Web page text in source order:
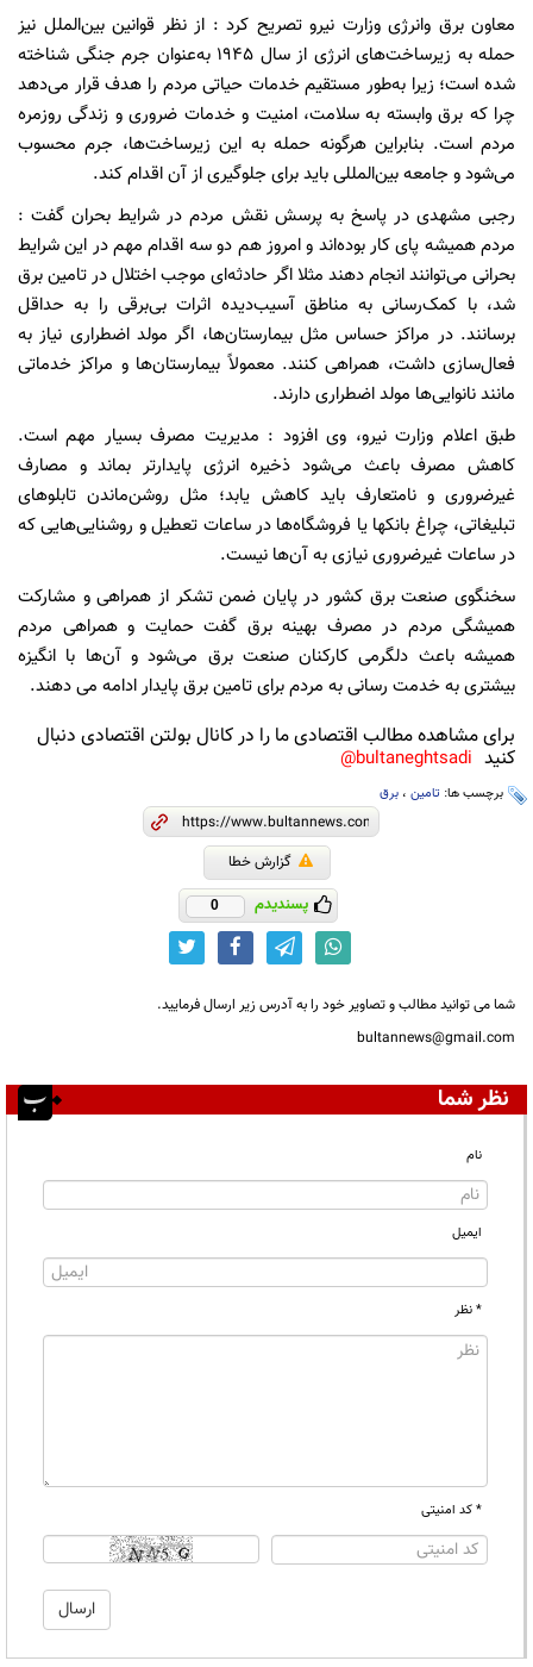
معاون برق وانرژی وزارت نیرو تصریح کرد : از نظر قوانین بین‌الملل نیز
حمله به زیرساخت‌های انرژی از سال ۱۹۴۵ به‌عنوان جرم جنگی شناخته
شده است؛ زیرا به‌طور مستقیم خدمات حیاتی مردم را هدف قرار می‌دهد
چرا که برق وابسته به سلامت، امنیت و خدمات ضروری و زندگی روزمره
مردم است. بنابراین هرگونه حمله به این زیرساخت‌ها، جرم محسوب
می‌شود و جامعه بین‌المللی باید برای جلوگیری از آن اقدام کند.
رجبی مشهدی در پاسخ به پرسش نقش مردم در شرایط بحران گفت :
مردم همیشه پای کار بوده‌اند و امروز هم دو سه اقدام مهم در این شرایط
بحرانی می‌توانند انجام دهند مثلا اگر حادثه‌ای موجب اختلال در تامین برق
شد، با کمک‌رسانی به مناطق آسیب‌دیده اثرات بی‌برقی را به حداقل
برسانند. در مراکز حساس مثل بیمارستان‌ها، اگر مولد اضطراری نیاز به
فعال‌سازی داشت، همراهی کنند. معمولاً بیمارستان‌ها و مراکز خدماتی
مانند نانوایی‌ها مولد اضطراری دارند.
طبق اعلام وزارت نیرو، وی افزود : مدیریت مصرف بسیار مهم است.
کاهش مصرف باعث می‌شود ذخیره انرژی پایدارتر بماند و مصارف
غیرضروری و نامتعارف باید کاهش یابد؛ مثل روشن‌ماندن تابلوهای
تبلیغاتی، چراغ بانکها یا فروشگاه‌ها در ساعات تعطیل و روشنایی‌هایی که
در ساعات غیرضروری نیازی به آن‌ها نیست.
سخنگوی صنعت برق کشور در پایان ضمن تشکر از همراهی و مشارکت
همیشگی مردم در مصرف بهینه برق گفت حمایت و همراهی مردم
همیشه باعث دلگرمی کارکنان صنعت برق می‌شود و آن‌ها با انگیزه
بیشتری به خدمت رسانی به مردم برای تامین برق پایدار ادامه می دهند.
برای مشاهده مطالب اقتصادی ما را در کانال بولتن اقتصادی دنبال
کنید bultaneghtsadi@
برچسب ها: تامین ، برق
گزارش خطا
پسندیدم 0
شما می توانید مطالب و تصاویر خود را به آدرس زیر ارسال فرمایید.
bultannews@gmail.com
نظر شما
نام
ایمیل
* نظر
* کد امنیتی